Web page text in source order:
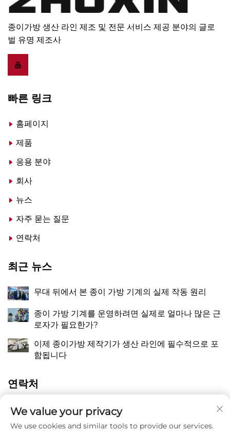
종이가방 생산 라인 제조 및 전문 서비스 제공 분야의 글로
벌 유명 제조사
빠른 링크
홈페이지
제품
응용 분야
회사
뉴스
자주 묻는 질문
연락처
최근 뉴스
무대 뒤에서 본 종이 가방 기계의 실제 작동 원리
종이 가방 기계를 운영하려면 실제로 얼마나 많은 근
로자가 필요한가?
이제 종이가방 제작기가 생산 라인에 필수적으로 포
함됩니다
연락처
A
중국 절강성 온주시 핑양현 만천진 장치오 동 량유로
We value your privacy
We use cookies and similar tools to provide our services.